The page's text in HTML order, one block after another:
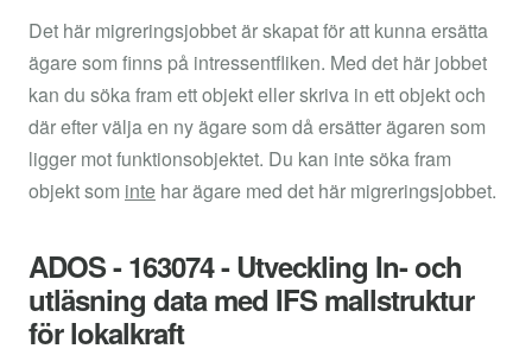
Det här migreringsjobbet är skapat för att kunna ersätta
ägare som finns på intressentfliken. Med det här jobbet
kan du söka fram ett objekt eller skriva in ett objekt och
där efter välja en ny ägare som då ersätter ägaren som
ligger mot funktionsobjektet. Du kan inte söka fram
objekt som inte har ägare med det här migreringsjobbet.
ADOS - 163074 - Utveckling In- och
utläsning data med IFS mallstruktur
för lokalkraft